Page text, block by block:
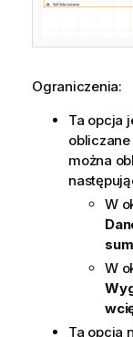
Ograniczenia:
Ta opcja
można
W
W
Ta opcja